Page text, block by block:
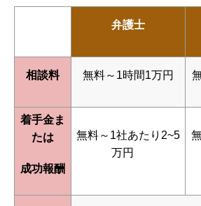
弁護士
相談料 無料～1時間1万円
着手金ま
たは
成功報酬
無料～1社あたり2~5
万円